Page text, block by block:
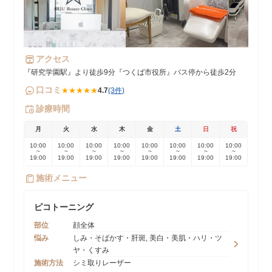
アクセス
『研究学園駅』より徒歩9分『つくば市役所』バス停から徒歩2分
口コミ ★★★★★4.7(3件)
診療時間
月 火 水 木 金 土 日 祝
10:00
~
19:00
10:00
~
19:00
10:00
~
19:00
10:00
~
19:00
10:00
~
19:00
10:00
~
19:00
10:00
~
19:00
10:00
~
19:00
施術メニュー
ピコトーニング
部位
顔全体
悩み
しみ・そばかす・肝斑, 美白・美肌・ハリ・ツ
ヤ・くすみ
施術方法
シミ取りレーザー